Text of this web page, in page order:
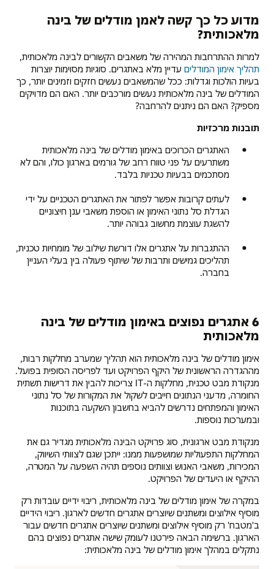
מדוע כל כך קשה לאמן מודלים של בינה
מלאכותית?
למרות ההתרחבות המהירה של משאבים הקשורים לבינה מלאכותית,
תהליך אימון המודלים עדיין מלא באתגרים. סוגיות מסוימות יוצרות
בעיות הולכות וגדלות: ככל שהמשאבים נעשים חזקים וזמינים יותר, כך
המודלים של בינה מלאכותית נעשים מורכבים יותר. האם הם מדויקים
מספיק? האם הם ניתנים להרחבה?
תובנות מרכזיות
האתגרים הכרוכים באימון מודלים של בינה מלאכותית
משתרעים על פני טווח רחב של גורמים בארגון כולו, והם לא
מסתכמים בבעיות טכניות בלבד.
לעתים קרובות אפשר לפתור את האתגרים הטכניים על ידי
הגדלת סל נתוני האימון או הוספת משאבי ענן חיצוניים
להשגת עוצמת מחשוב גבוהה יותר.
ההתגברות על אתגרים אלו דורשת שילוב של מומחיות טכנית,
תהליכים גמישים ותרבות של שיתוף פעולה בין בעלי העניין
בחברה.
6 אתגרים נפוצים באימון מודלים של בינה
מלאכותית
אימון מודלים של בינה מלאכותית הוא תהליך שמערב מחלקות רבות,
מההגדרה הראשונית של היקף הפרויקט ועד לפריסה הסופית בפועל.
מנקודת מבט טכנית, מחלקות ה-IT צריכות להבין את דרישות תשתית
החומרה, מדעני הנתונים חייבים לשקול את המקורות של סל נתוני
האימון והמפתחים נדרשים להביא בחשבון השקעה בתוכנות
ובמערכות נוספות.
מנקודת מבט ארגונית, סוג פרויקט הבינה מלאכותית מגדיר גם את
המחלקות התפעוליות שמושפעות ממנו: ייתכן שגם לצוותי השיווק,
המכירות, משאבי האנוש וצוותים נוספים תהיה השפעה על המטרה,
ההיקף או היעדים של הפרויקט.
במקרה של אימון מודלים של בינה מלאכותית, ריבוי ידיים עובדות רק
מוסיף אילוצים ומשתנים שיוצרים אתגרים חדשים לארגון. ריבוי הידיים
ב'מטבח' רק מוסיף אילוצים ומשתנים שיוצרים אתגרים חדשים עבור
הארגון. ברשימה הבאה פירטנו לעומק שישה אתגרים נפוצים בהם
נתקלים במהלך אימון מודלים של בינה מלאכותית: